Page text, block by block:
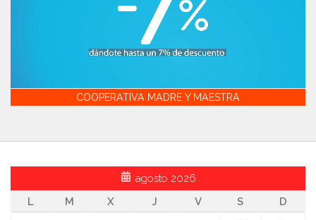
COOPERATIVA MADRE Y MAESTRA
agosto 2026
L
M X J V S
D